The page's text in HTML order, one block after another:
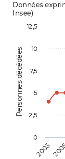
Personnes décédées
Données
Insee)
2003
0
2,5
5
7,5
10
12,5